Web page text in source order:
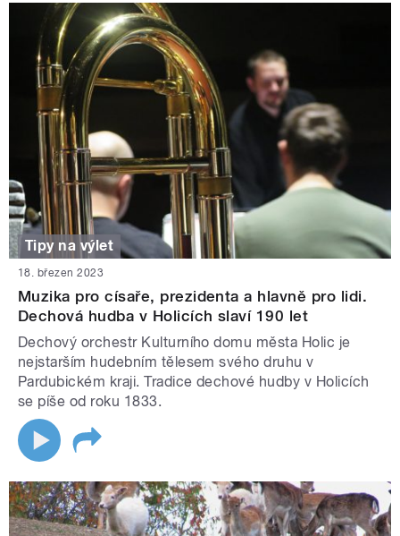
Tipy na výlet
18. březen 2023
Muzika pro císaře, prezidenta a hlavně pro lidi.
Dechová hudba v Holicích slaví 190 let
Dechový orchestr Kulturního domu města Holic je
nejstarším hudebním tělesem svého druhu v
Pardubickém kraji. Tradice dechové hudby v Holicích
se píše od roku 1833.